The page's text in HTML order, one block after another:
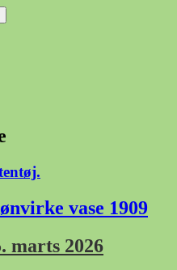
vase 1909
marts 2026